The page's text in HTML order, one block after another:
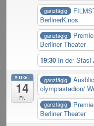
ganztägig
BerlinerKinos
ganztägig
Berliner Theater
19:30 In der
AUG.
14
Fr.
ganztägig
olympiastadion/
ganztägig
Berliner Theater